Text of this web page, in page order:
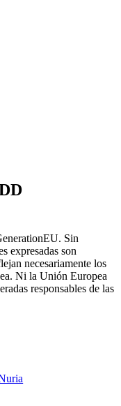
Sin
expresadas son
necesariamente los
Ni la Unión Europea
responsables de las